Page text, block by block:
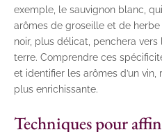
exemple, le sauvignon blanc,
arômes de groseille et de herbe
noir, plus délicat, penchera
terre. Comprendre ces
et identifier les arômes d’un
plus enrichissante.
Techniques pour